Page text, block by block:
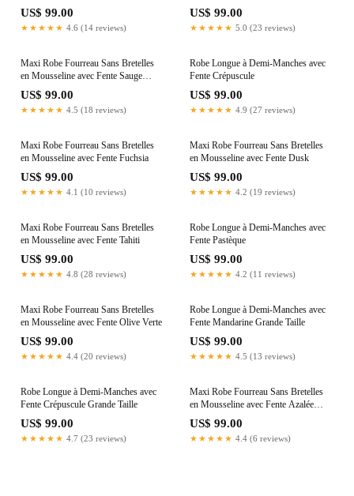
US$ 99.00
★★★★★ 4.6 (14 reviews)
US$ 99.00
★★★★★ 5.0 (23 reviews)
Maxi Robe Fourreau Sans Bretelles
en Mousseline avec Fente Sauge
Grande Taille
US$ 99.00
★★★★★ 4.5 (18 reviews)
Robe Longue à Demi-Manches avec
Fente Crépuscule
US$ 99.00
★★★★★ 4.9 (27 reviews)
Maxi Robe Fourreau Sans Bretelles
en Mousseline avec Fente Fuchsia
US$ 99.00
★★★★★ 4.1 (10 reviews)
Maxi Robe Fourreau Sans Bretelles
en Mousseline avec Fente Dusk
US$ 99.00
★★★★★ 4.2 (19 reviews)
Maxi Robe Fourreau Sans Bretelles
en Mousseline avec Fente Tahiti
US$ 99.00
★★★★★ 4.8 (28 reviews)
Robe Longue à Demi-Manches avec
Fente Pastèque
US$ 99.00
★★★★★ 4.2 (11 reviews)
Maxi Robe Fourreau Sans Bretelles
en Mousseline avec Fente Olive Verte
US$ 99.00
★★★★★ 4.4 (20 reviews)
Robe Longue à Demi-Manches avec
Fente Mandarine Grande Taille
US$ 99.00
★★★★★ 4.5 (13 reviews)
Robe Longue à Demi-Manches avec
Fente Crépuscule Grande Taille
US$ 99.00
★★★★★ 4.7 (23 reviews)
Maxi Robe Fourreau Sans Bretelles
en Mousseline avec Fente Azalée
Grande Taille
US$ 99.00
★★★★★ 4.4 (6 reviews)